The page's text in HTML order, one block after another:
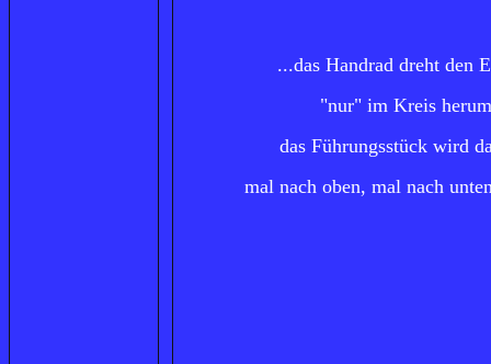
...das Handrad dreht den
"nur" im Kreis
das Führungsstück wird
mal nach oben, mal nach